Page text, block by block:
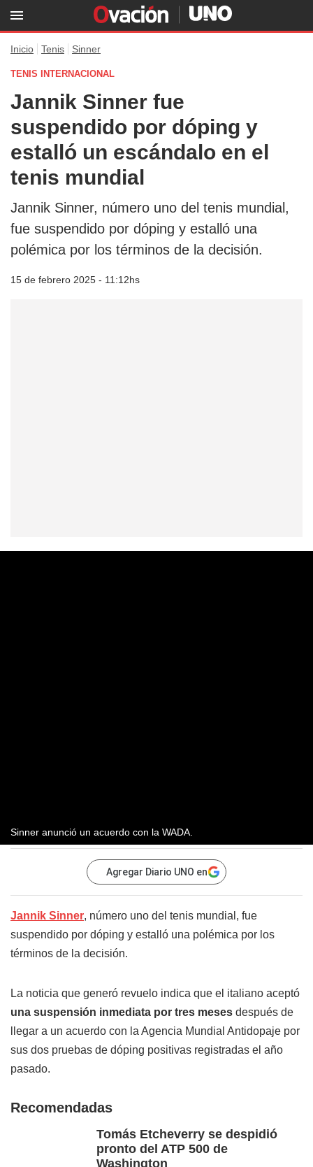
Inicio Tenis Sinner
TENIS INTERNACIONAL
Jannik Sinner fue
suspendido por dóping y
estalló un escándalo en el
tenis mundial
Jannik Sinner, número uno del tenis mundial,
fue suspendido por dóping y estalló una
polémica por los términos de la decisión.
15 de febrero 2025 - 11:12hs
Sinner anunció un acuerdo con la WADA.
Agregar Diario UNO en
Jannik Sinner, número uno del tenis mundial, fue
suspendido por dóping y estalló una polémica por los
términos de la decisión.
La noticia que generó revuelo indica que el italiano aceptó
una suspensión inmediata por tres meses después de
llegar a un acuerdo con la Agencia Mundial Antidopaje por
sus dos pruebas de dóping positivas registradas el año
pasado.
Recomendadas
Tomás Etcheverry se despidió
pronto del ATP 500 de
Washington